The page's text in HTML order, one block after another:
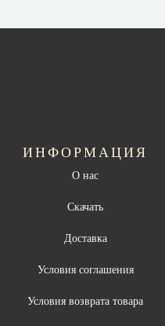
ИНФОРМАЦИЯ
О нас
Скачать
Доставка
Условия соглашения
Условия возврата товара